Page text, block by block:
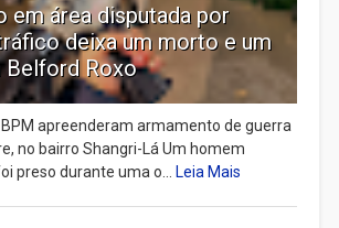
em área disputada por
deixa um morto e um
Belford Roxo
BPM apreenderam armamento de guerra
no bairro Shangri-Lá Um homem
preso durante uma o...
Leia Mais